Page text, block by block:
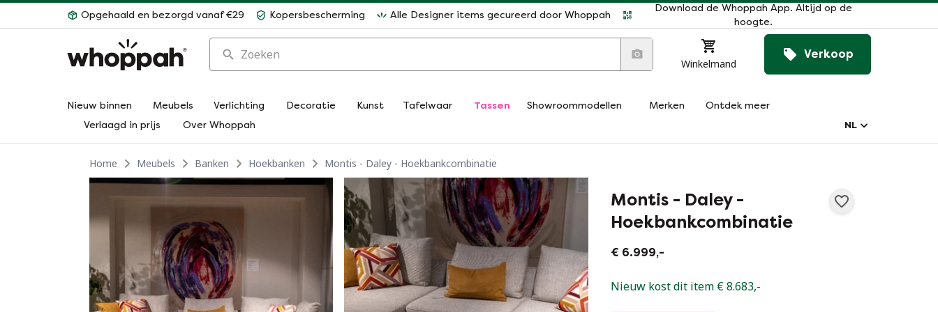
Opgehaald en bezorgd vanaf €29 Kopersbescherming Alle Designer items gecureerd door Whoppah
Download de Whoppah App. Altijd op de
hoogte.
Zoeken
Winkelmand
Verkoop
Nieuw binnen Meubels Verlichting Decoratie Kunst Tafelwaar Tassen Showroommodellen Merken
Ontdek meer
Verlaagd in prijs
Over Whoppah NL
Home Meubels Banken Hoekbanken Montis - Daley - Hoekbankcombinatie
Montis - Daley -
Hoekbankcombinatie
€ 6.999,-
Nieuw kost dit item € 8.683,-